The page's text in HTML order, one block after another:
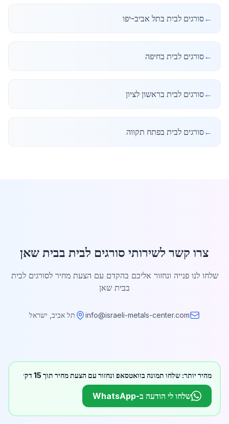
←סורגים לבית בתל אביב-יפו
←סורגים לבית בחיפה
←סורגים לבית בראשון לציון
←סורגים לבית בפתח תקווה
צרו קשר לשירותי סורגים לבית בבית שאן
שלחו לנו פנייה ונחזור אליכם בהקדם עם הצעת מחיר לסורגים לבית
בבית שאן
info@israeli-metals-center.com תל אביב, ישראל
מהיר יותר: שלחו תמונה בוואטסאפ ונחזור עם הצעת מחיר תוך 15 דק׳
שלחו לי הודעה ב-WhatsApp